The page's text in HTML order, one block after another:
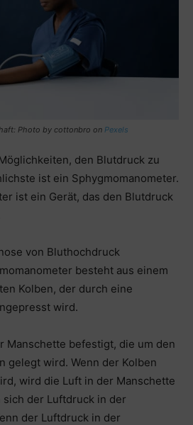
Photo by cottonbro on Pexels
den Blutdruck zu
ist ein Sphygmomanometer.
ist ein Gerät, das den Blutdruck
von Bluthochdruck
besteht aus einem
Kolben, der durch eine
wird.
Manschette befestigt, die um den
gelegt wird. Wenn der Kolben
wird die Luft in der Manschette
der Luftdruck in der
der Luftdruck in der